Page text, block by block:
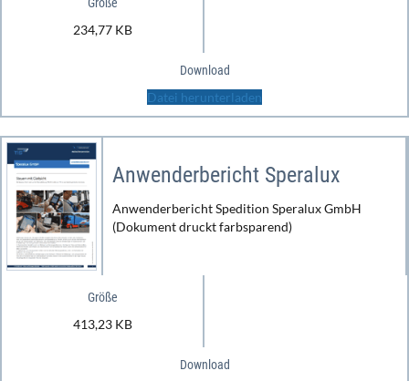
Größe
234,77 KB
Download
Datei herunterladen
Anwenderbericht Speralux
Anwenderbericht Spedition Speralux GmbH
(Dokument druckt farbsparend)
Größe
413,23 KB
Download